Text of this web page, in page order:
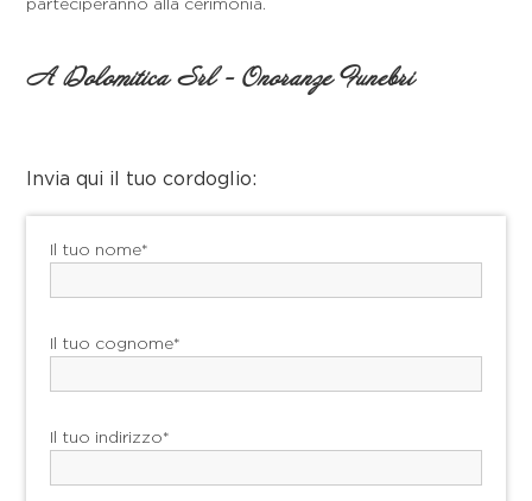
parteciperanno alla cerimonia.
A Dolomitica Srl - Onoranze Funebri
Invia qui il tuo cordoglio:
Il tuo nome*
Il tuo cognome*
Il tuo indirizzo*